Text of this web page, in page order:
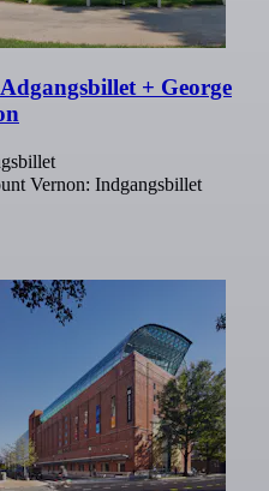
+ George
Vernon: Indgangsbillet